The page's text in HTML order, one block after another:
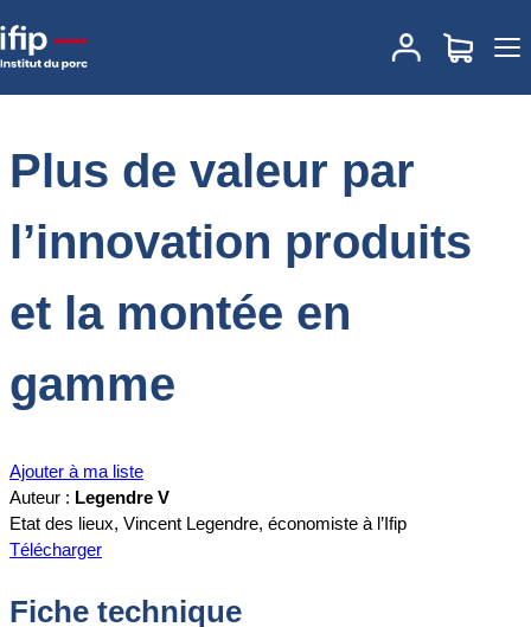
Accueil
Plus de valeur par l’innovation produits et
la montée en gamme
Plus de valeur par
l’innovation produits
et la montée en
gamme
Ajouter à ma liste
Auteur : Legendre V
Etat des lieux, Vincent Legendre, économiste à l’Ifip
Télécharger
Fiche technique